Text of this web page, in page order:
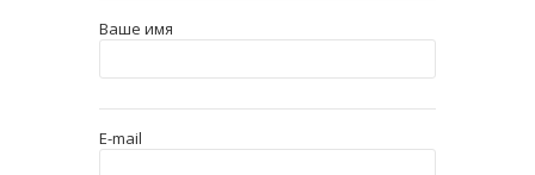
Ваше имя
E-mail